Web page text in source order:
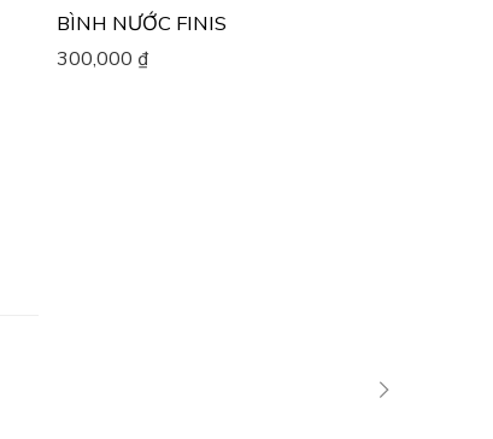
BÌNH NƯỚC FINIS
300,000 ₫